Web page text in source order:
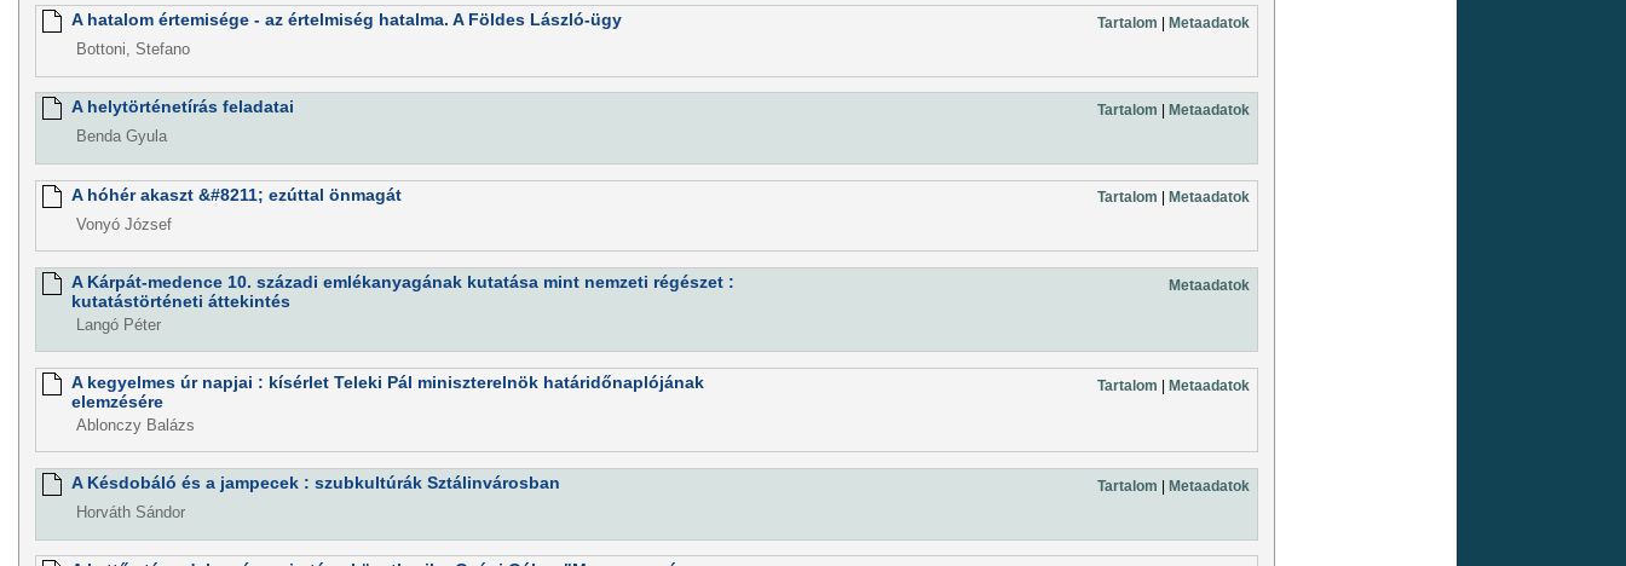
A hatalom értemisége - az értelmiség hatalma. A Földes László-ügy Tartalom | Metaadatok
Bottoni, Stefano
A helytörténetírás feladatai Tartalom Metaadatok
Benda Gyula
A hóhér akaszt &#8211; ezúttal önmagát Tartalom Metaadatok
Vonyó József
A Kárpát-medence 10. századi emlékanyagának kutatása mint nemzeti régészet :
kutatástörténeti áttekintés
Metaadatok
Langó Péter
A kegyelmes úr napjai : kísérlet Teleki Pál miniszterelnök határidőnaplójának
elemzésére
Tartalom | Metaadatok
Ablonczy Balázs
A Késdobáló és a jampecek : szubkultúrák Sztálinvárosban Tartalom | Metaadatok
Horváth Sándor